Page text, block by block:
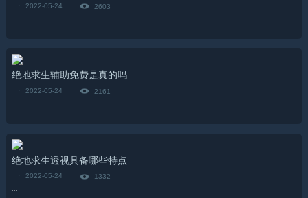
· 2022-05-24
2603
...
绝地求生辅助免费是真的吗
· 2022-05-24
2161
...
绝地求生透视具备哪些特点
· 2022-05-24
1332
...